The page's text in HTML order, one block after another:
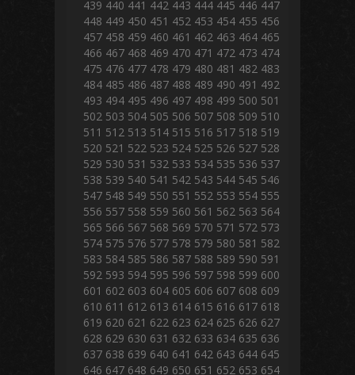
439 440 441 442 443 444 445 446 447
448 449 450 451 452 453 454 455 456
457 458 459 460 461 462 463 464 465
466 467 468 469 470 471 472 473 474
475 476 477 478 479 480 481 482 483
484 485 486 487 488 489 490 491 492
493 494 495 496 497 498 499 500 501
502 503 504 505 506 507 508 509 510
511 512 513 514 515 516 517 518 519
520 521 522 523 524 525 526 527 528
529 530 531 532 533 534 535 536 537
538 539 540 541 542 543 544 545 546
547 548 549 550 551 552 553 554 555
556 557 558 559 560 561 562 563 564
565 566 567 568 569 570 571 572 573
574 575 576 577 578 579 580 581 582
583 584 585 586 587 588 589 590 591
592 593 594 595 596 597 598 599 600
601 602 603 604 605 606 607 608 609
610 611 612 613 614 615 616 617 618
619 620 621 622 623 624 625 626 627
628 629 630 631 632 633 634 635 636
637 638 639 640 641 642 643 644 645
646 647 648 649 650 651 652 653 654